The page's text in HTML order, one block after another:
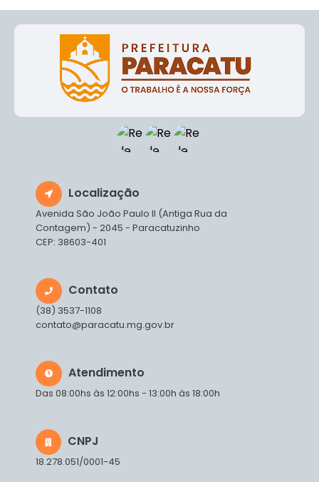
Localização
Avenida São João Paulo II (Antiga Rua da
Contagem) - 2045 - Paracatuzinho
CEP: 38603-401
Contato
(38) 3537-1108
contato@paracatu.mg.gov.br
Atendimento
Das 08:00hs às 12:00hs - 13:00h às 18:00h
CNPJ
18.278.051/0001-45